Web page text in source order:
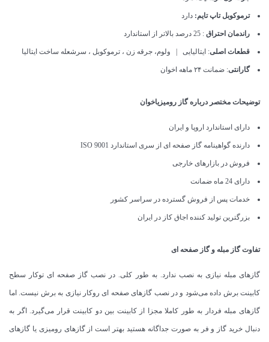
ترموکوبل تاپ تایم: دارد
راندمان احتراق : 25 درصد بالاتر از استاندارد
قطعات اصلی: ایتالیایی | ولوم، جرقه زن ، ترموکوبل ، سرشعله ساخت ایتالیا
گارانتی: ضمانت ۲۴ ماهه اخوان
توضیحات مختصر درباره گاز رومیزیاخوان
دارای استاندارد اروپا و ایران
دارنده گواهینامه گاز صفحه ای از سری استاندارد ISO 9001
فروش در بازارهای خارجی
دارای 24 ماه ضمانت
خدمات پس از فروش گسترده در سراسر کشور
بزرگترین تولید کننده اجاق کاز در ایران
تفاوت گاز مبله و گاز صفحه ای
گازهای مبله نیازی به نصب ندارد. به طور کلی. در نصب گاز صفحه ای توکار سطح
کابینت برش داده می‌شود و در نصب گازهای صفحه ای روکار نیازی به برش نیست. اما
گازهای مبله فردار به طور کاملا مجزا از کابینت بین دو کابینت قرار می‌گیرد. اگر به
دنبال خرید گاز و فر به صورت جداگانه هستید بهتر است از گازهای رومیزی یا گازهای